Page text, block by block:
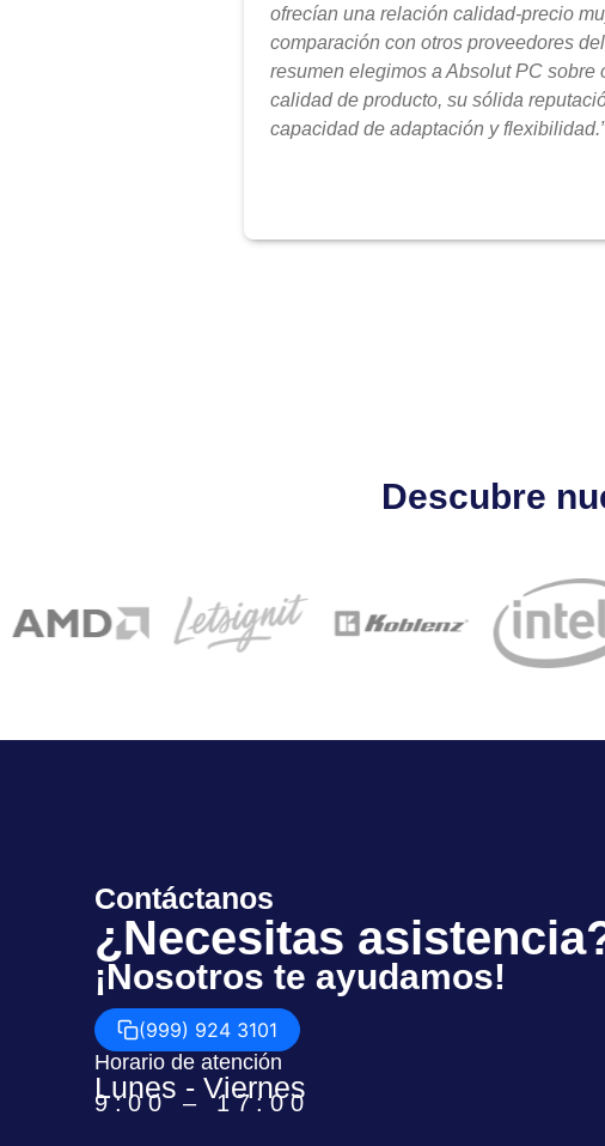
ofrecían una relación calidad-precio
comparación con otros proveedores
resumen elegimos a Absolut PC sobre
calidad de producto, su sólida
capacidad de adaptación y flexibilidad.”
Descubre
Contáctanos
¿Necesitas
¡Nosotros te ayudamos!
(999) 924 3101
Horario de atención
Lunes - Viernes
9:00 – 17:00